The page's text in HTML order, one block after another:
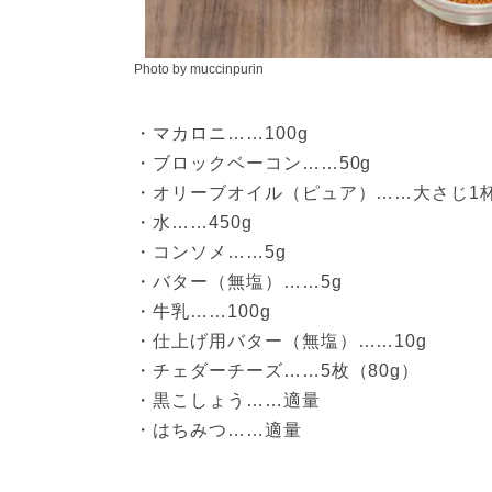
Photo by muccinpurin
・マカロニ……100g
・ブロックベーコン……50g
・オリーブオイル（ピュア）……大さじ1
・水……450g
・コンソメ……5g
・バター（無塩）……5g
・牛乳……100g
・仕上げ用バター（無塩）……10g
・チェダーチーズ……5枚（80g）
・黒こしょう……適量
・はちみつ……適量